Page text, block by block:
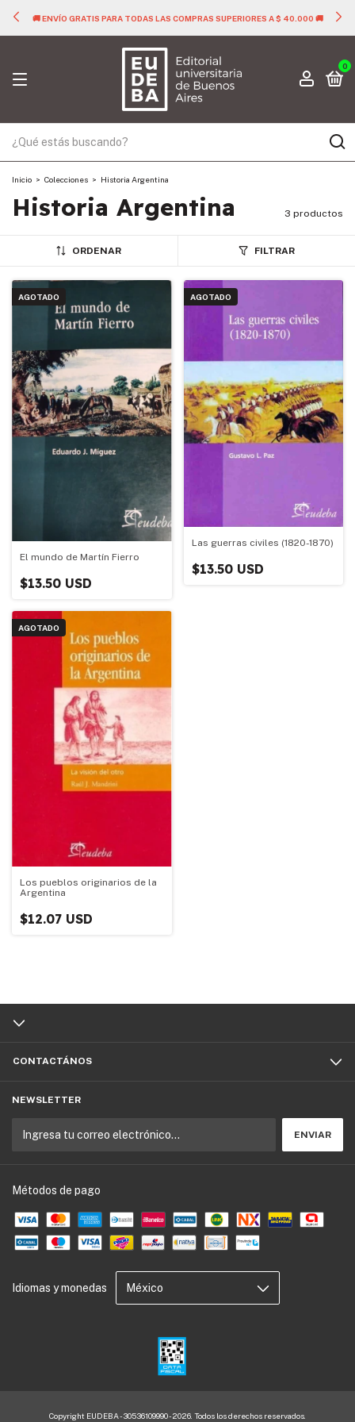
🚚 ENVÍO GRATIS PARA TODAS LAS COMPRAS SUPERIORES A $ 40.000 🚚
0
Inicio > Colecciones > Historia Argentina
Historia Argentina 3 productos
ORDENAR FILTRAR
AGOTADO
El mundo de Martín Fierro
$13.50 USD
AGOTADO
Las guerras civiles (1820-1870)
$13.50 USD
AGOTADO
Los pueblos originarios de la
Argentina
$12.07 USD
CONTACTÁNOS
NEWSLETTER
Métodos de pago
Idiomas y monedas
Copyright EUDEBA - 30536109990 - 2026. Todos los derechos reservados.